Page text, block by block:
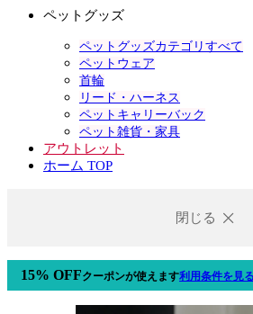
ペットグッズ
ペットグッズカテゴリすべて
ペットウェア
首輪
リード・ハーネス
ペットキャリーバック
ペット雑貨・家具
アウトレット
ホーム TOP
閉じる
15% OFFクーポンが使えます利用条件を見る